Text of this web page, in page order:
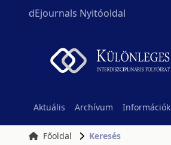
dEjournals Nyitóoldal
Aktuális Archívum Információk
Főoldal Keresés